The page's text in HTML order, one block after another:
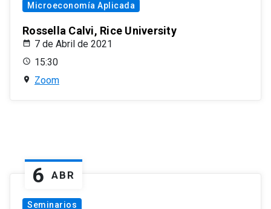
Microeconomía Aplicada
Rossella Calvi, Rice University
7 de Abril de 2021
15:30
Zoom
6 ABR
Seminarios